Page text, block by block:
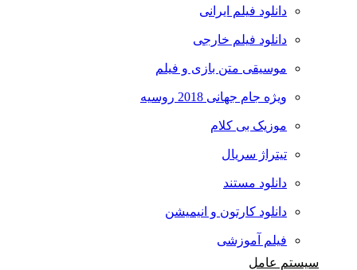
دانلود فیلم ایرانی
دانلود فیلم خارجی
موسیقی متن بازی و فیلم
ویژه جام جهانی 2018 روسیه
موزیک بی کلام
تیتراژ سریال
دانلود مستند
دانلود کارتون و انیمیشن
فیلم آموزشی
سیستم عامل